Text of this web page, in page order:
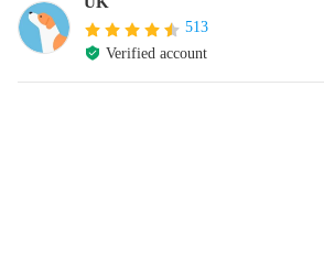
513
Verified account